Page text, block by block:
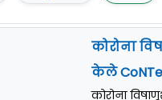
कोरोना
केले
कोरोना